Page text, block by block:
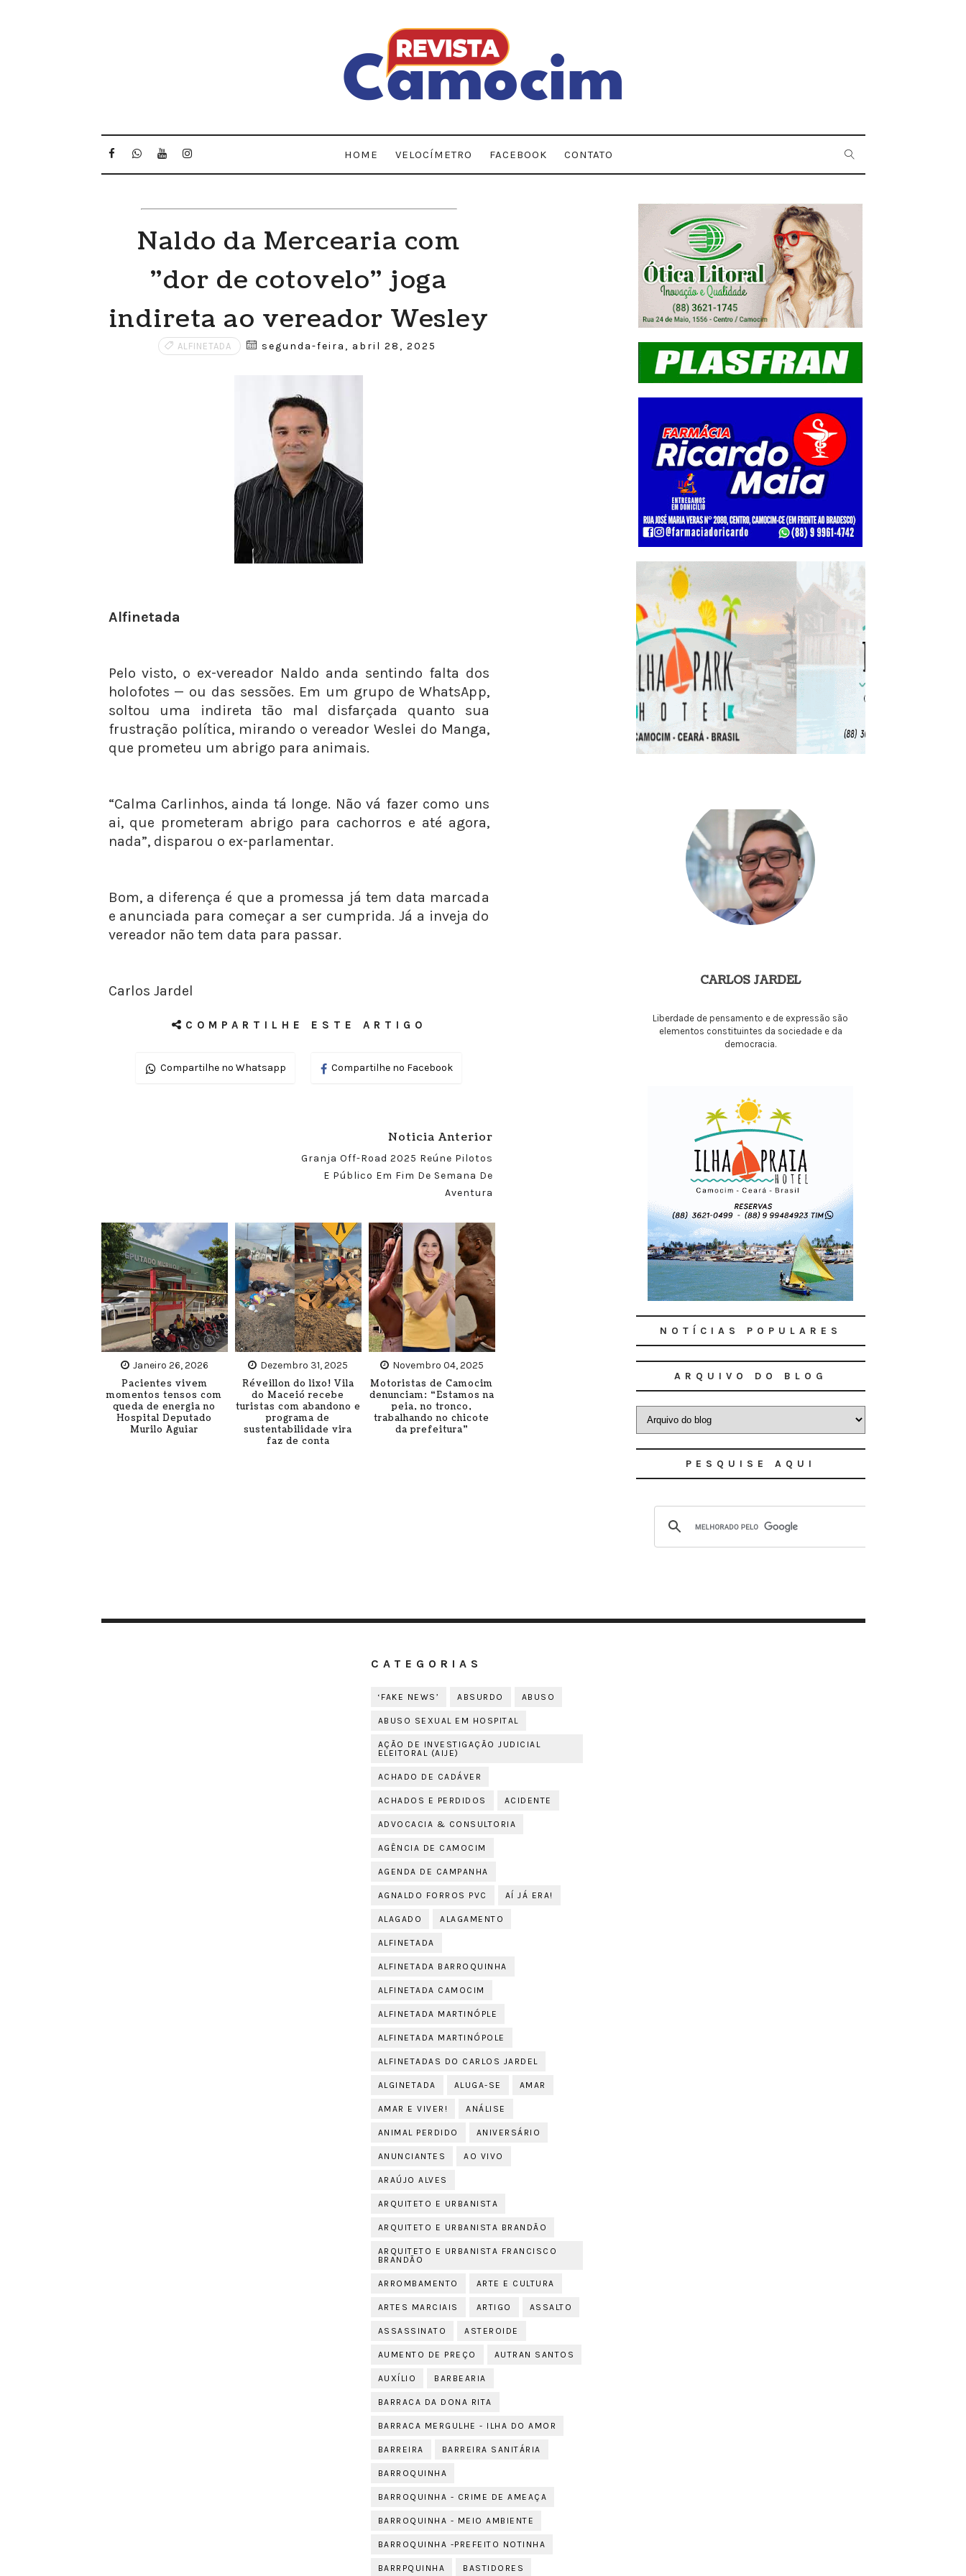
HOME VELOCÍMETRO FACEBOOK CONTATO
Naldo da Mercearia com
"dor de cotovelo" joga
indireta ao vereador Wesley
ALFINETADA segunda-feira, abril 28, 2025
Alfinetada
Pelo visto, o ex-vereador Naldo anda sentindo falta dos
holofotes — ou das sessões. Em um grupo de WhatsApp,
soltou uma indireta tão mal disfarçada quanto sua
frustração política, mirando o vereador Weslei do Manga,
que prometeu um abrigo para animais.
“Calma Carlinhos, ainda tá longe. Não vá fazer como uns
ai, que prometeram abrigo para cachorros e até agora,
nada”, disparou o ex-parlamentar.
Bom, a diferença é que a promessa já tem data marcada
e anunciada para começar a ser cumprida. Já a inveja do
vereador não tem data para passar.
Carlos Jardel
COMPARTILHE ESTE ARTIGO
Compartilhe no Whatsapp Compartilhe no Facebook
Noticia Anterior
Granja Off-Road 2025 Reúne Pilotos
E Público Em Fim De Semana De
Aventura
Janeiro 26, 2026
Pacientes vivem
momentos tensos com
queda de energia no
Hospital Deputado
Murilo Aguiar
Dezembro 31, 2025
Réveillon do lixo! Vila
do Maceió recebe
turistas com abandono e
programa de
sustentabilidade vira
faz de conta
Novembro 04, 2025
Motoristas de Camocim
denunciam: “Estamos na
peia, no tronco,
trabalhando no chicote
da prefeitura”
CARLOS JARDEL
Liberdade de pensamento e de expressão são
elementos constituintes da sociedade e da
democracia.
NOTÍCIAS POPULARES
ARQUIVO DO BLOG
PESQUISE AQUI
CATEGORIAS
‘FAKE NEWS’ ABSURDO ABUSO
ABUSO SEXUAL EM HOSPITAL
AÇÃO DE INVESTIGAÇÃO JUDICIAL
ELEITORAL (AIJE)
ACHADO DE CADÁVER
ACHADOS E PERDIDOS ACIDENTE
ADVOCACIA & CONSULTORIA
AGÊNCIA DE CAMOCIM
AGENDA DE CAMPANHA
AGNALDO FORROS PVC AÍ JÁ ERA!
ALAGADO ALAGAMENTO
ALFINETADA
ALFINETADA BARROQUINHA
ALFINETADA CAMOCIM
ALFINETADA MARTINÓPLE
ALFINETADA MARTINÓPOLE
ALFINETADAS DO CARLOS JARDEL
ALGINETADA ALUGA-SE AMAR
AMAR E VIVER! ANÁLISE
ANIMAL PERDIDO ANIVERSÁRIO
ANUNCIANTES AO VIVO
ARAÚJO ALVES
ARQUITETO E URBANISTA
ARQUITETO E URBANISTA BRANDÃO
ARQUITETO E URBANISTA FRANCISCO
BRANDÃO
ARROMBAMENTO ARTE E CULTURA
ARTES MARCIAIS ARTIGO ASSALTO
ASSASSINATO ASTEROIDE
AUMENTO DE PREÇO AUTRAN SANTOS
AUXÍLIO BARBEARIA
BARRACA DA DONA RITA
BARRACA MERGULHE - ILHA DO AMOR
BARREIRA BARREIRA SANITÁRIA
BARROQUINHA
BARROQUINHA - CRIME DE AMEAÇA
BARROQUINHA - MEIO AMBIENTE
BARROQUINHA -PREFEITO NOTINHA
BARRPQUINHA BASTIDORES